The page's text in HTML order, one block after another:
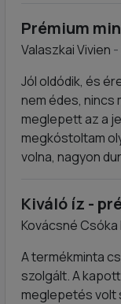
Prémium
Valaszkai Vivien -
Jól oldódik, és
nem édes, nincs
meglepett az a
megkóstoltam
volna, nagyon
Kiváló íz -
Kovácsné
A termékminta
szolgált. A
meglepetés volt